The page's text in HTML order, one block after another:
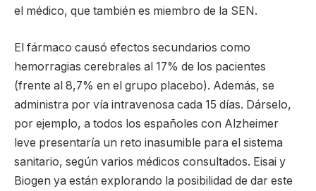
el médico, que también es miembro de la SEN.
El fármaco causó efectos secundarios como
hemorragias cerebrales al 17% de los pacientes
(frente al 8,7% en el grupo placebo). Además, se
administra por vía intravenosa cada 15 días. Dárselo,
por ejemplo, a todos los españoles con Alzheimer
leve presentaría un reto inasumible para el sistema
sanitario, según varios médicos consultados. Eisai y
Biogen ya están explorando la posibilidad de dar este